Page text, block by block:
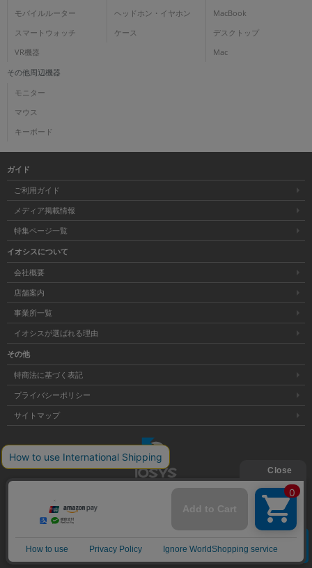
モバイルルーター
スマートウォッチ
VR機器
ヘッドホン・イヤホン
ケース
MacBook
デスクトップ
Mac
その他周辺機器
モニター
マウス
キーボード
ガイド
ご利用ガイド
メディア掲載情報
特集ページ一覧
イオシスについて
会社概要
店舗案内
事業所一覧
イオシスが選ばれる理由
その他
特商法に基づく表記
プライバシーポリシー
サイトマップ
大阪府公安委員会発行 古物商許可証 第621121002176号
Copyright © 株式会社イオシス All Rights Reserved. クリア
商品を探す